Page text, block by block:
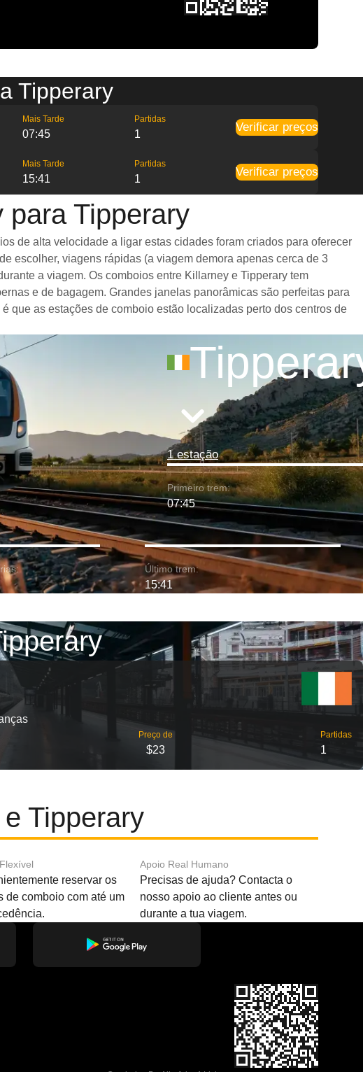
Tipperary
Mais Tarde
07:45
Partidas
1
Verificar preços
Mais Tarde
15:41
Partidas
1
Verificar preços
para Tipperary
de alta velocidade a ligar estas cidades foram criados para oferecer
escolher, viagens rápidas (a viagem demora apenas cerca de 3
a viagem. Os comboios entre Killarney e Tipperary tem
e de bagagem. Grandes janelas panorâmicas são perfeitas para
que as estações de comboio estão localizadas perto dos centros de
1 estação
Primeiro trem:
07:45
Último trem:
15:41
Preço de
$23
Partidas
1
Tipperary
reservar os
de comboio com até um
Apoio Real Humano
Precisas de ajuda? Contacta o
nosso apoio ao cliente antes ou
durante a tua viagem.